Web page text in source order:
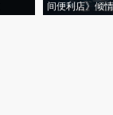
间便利店》倾